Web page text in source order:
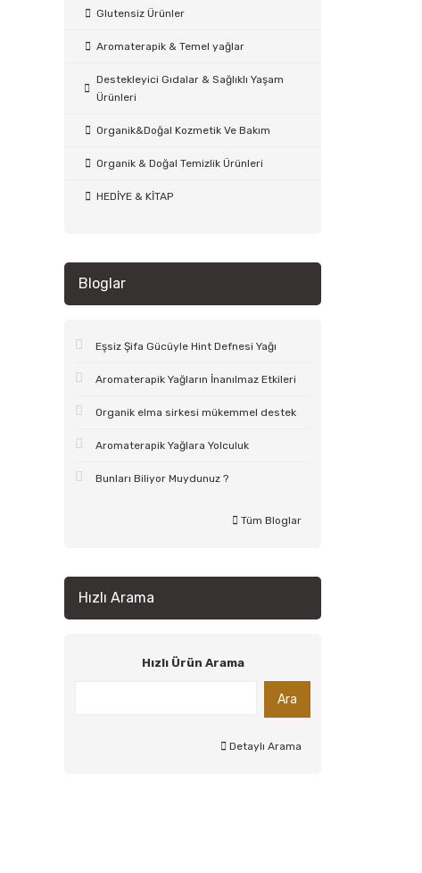
Glutensiz Ürünler
Aromaterapik & Temel yağlar
Destekleyici Gıdalar & Sağlıklı Yaşam
Ürünleri
Organik&Doğal Kozmetik Ve Bakım
Organik & Doğal Temizlik Ürünleri
HEDİYE & KİTAP
Bloglar
Eşsiz Şifa Gücüyle Hint Defnesi Yağı
Aromaterapik Yağların İnanılmaz Etkileri
Organik elma sirkesi mükemmel destek
Aromaterapik Yağlara Yolculuk
Bunları Biliyor Muydunuz ?
Tüm Bloglar
Hızlı Arama
Hızlı Ürün Arama
Ara
Detaylı Arama